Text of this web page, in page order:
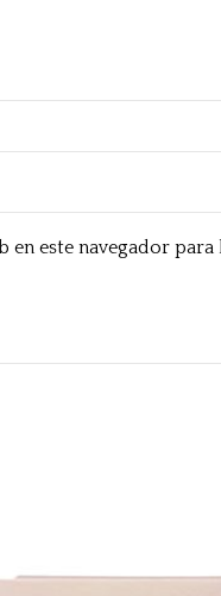
este navegador para